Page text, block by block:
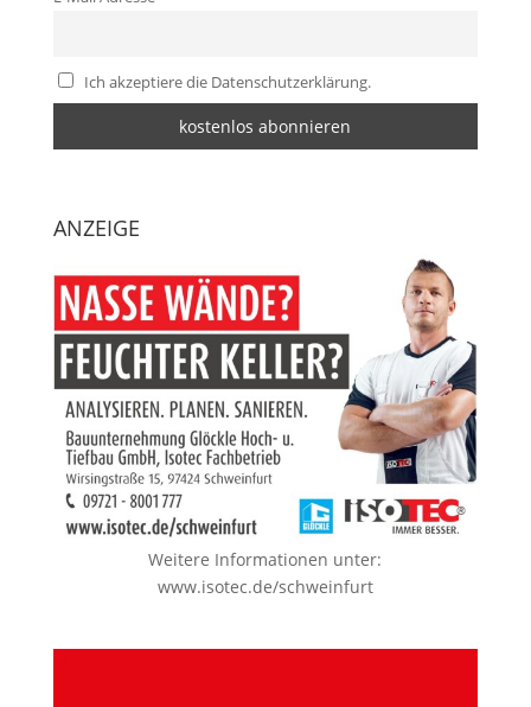
Ich akzeptiere die Datenschutzerklärung.
ANZEIGE
Weitere Informationen unter:
www.isotec.de/schweinfurt